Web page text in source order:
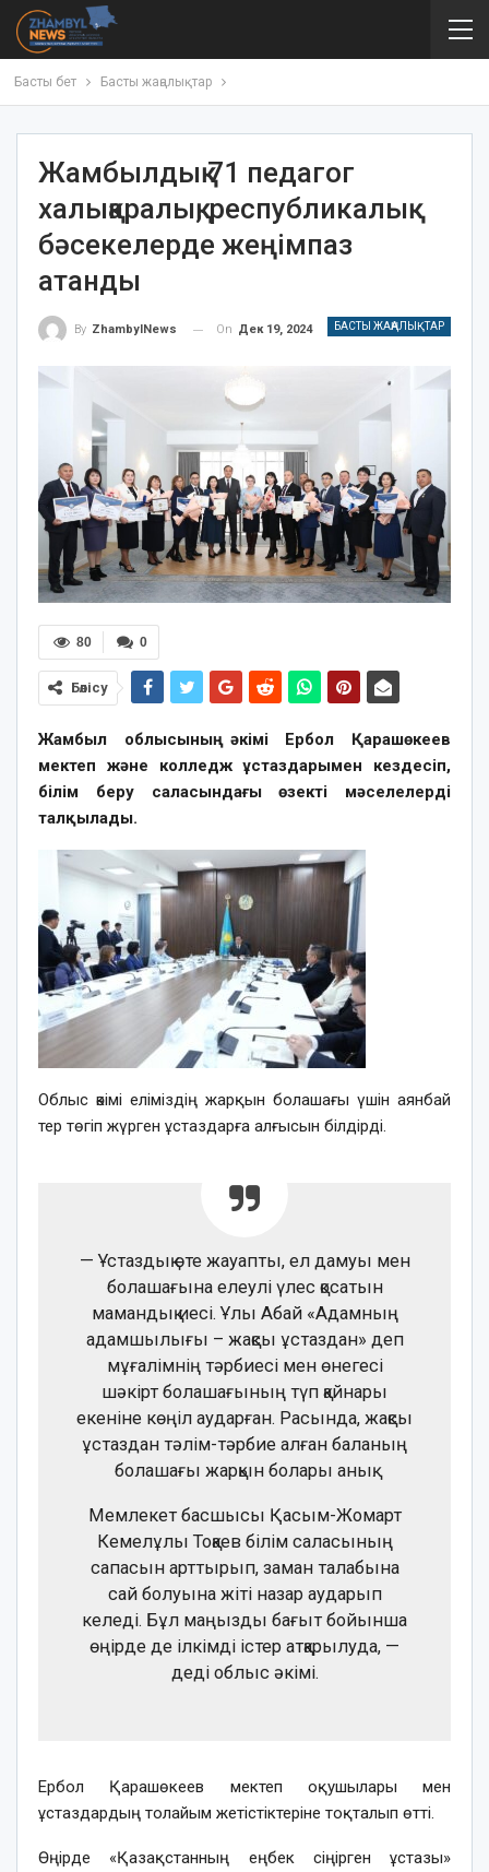
Басты бет Басты жаңалықтар
Жамбылдық 71 педагог
халықаралық, республикалық
бәсекелерде жеңімпаз
атанды
БАСТЫ ЖАҢАЛЫҚТАР
By ZhambylNews On Дек 19, 2024
0
80
Бөлісу
Жамбыл облысының әкімі Ербол Қарашөкеев
мектеп және колледж ұстаздарымен кездесіп,
білім беру саласындағы өзекті мәселелерді
талқылады.
Облыс әкімі еліміздің жарқын болашағы үшін аянбай
тер төгіп жүрген ұстаздарға алғысын білдірді.
— Ұстаздық өте жауапты, ел дамуы мен
болашағына елеулі үлес қосатын
мамандық иесі. Ұлы Абай «Адамның
адамшылығы – жақсы ұстаздан» деп
мұғалімнің тәрбиесі мен өнегесі
шәкірт болашағының түп қайнары
екеніне көңіл аударған. Расында, жақсы
ұстаздан тәлім-тәрбие алған баланың
болашағы жарқын болары анық.
Мемлекет басшысы Қасым-Жомарт
Кемелұлы Тоқаев білім саласының
сапасын арттырып, заман талабына
сай болуына жіті назар аударып
келеді. Бұл маңызды бағыт бойынша
өңірде де ілкімді істер атқарылуда, —
деді облыс әкімі.
Ербол Қарашөкеев мектеп оқушылары мен
ұстаздардың толайым жетістіктеріне тоқталып өтті.
Өңірде «Қазақстанның еңбек сіңірген ұстазы»